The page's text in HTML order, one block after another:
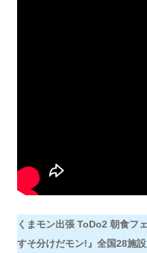
くまモン出張 ToDo2 朝食フ
すそ分けだモン!』全国28施